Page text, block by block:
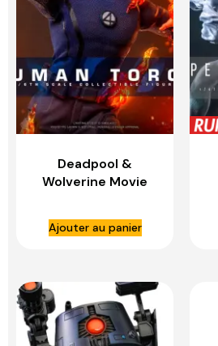
Deadpool &
Wolverine Movie
figurine 1/6 Human
Torch – HOT TOYS
Ajouter au panier